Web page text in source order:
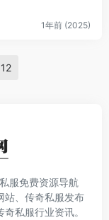
1年前 (2025)
12
服免费资源导航
站、传奇私服发布
私服行业资讯。